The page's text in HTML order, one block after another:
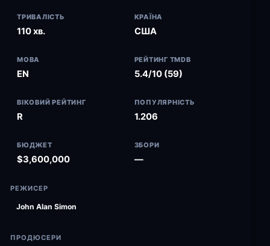
ТРИВАЛІСТЬ
110 хв.
КРАЇНА
США
МОВА
EN
РЕЙТИНГ TMDB
5.4/10 (59)
ВІКОВИЙ РЕЙТИНГ
R
ПОПУЛЯРНІСТЬ
1.206
БЮДЖЕТ
$3,600,000
ЗБОРИ
—
РЕЖИСЕР
John Alan Simon
ПРОДЮСЕРИ